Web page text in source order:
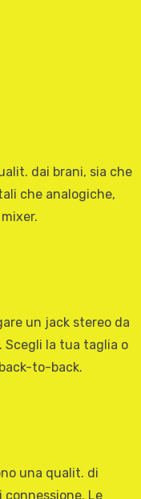
dai brani, sia che
che analogiche,
un jack stereo da
Scegli la tua taglia o
to-back.
una qualit. di
connessione. Le